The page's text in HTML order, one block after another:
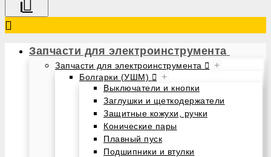
Запчасти для электроинструмента
Запчасти для электроинструмента +
Болгарки (УШМ) +
Выключатели и кнопки
Заглушки и щеткодержатели
Защитные кожухи, ручки
Конические пары
Плавный пуск
Подшипники и втулки